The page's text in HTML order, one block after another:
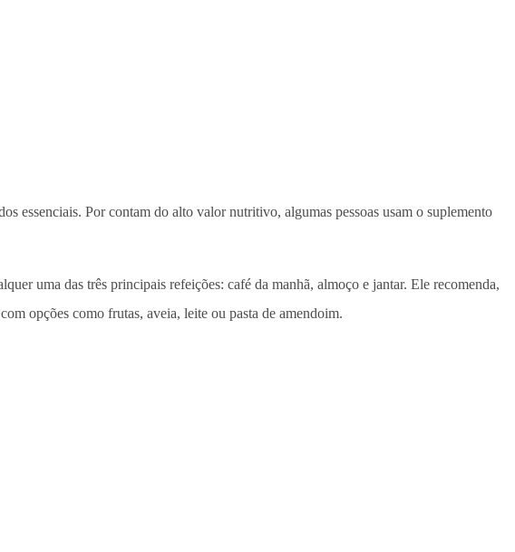
essenciais. Por contam do alto valor nutritivo, algumas pessoas usam o suplemento
uma das três principais refeições: café da manhã, almoço e jantar. Ele recomenda,
opções como frutas, aveia, leite ou pasta de amendoim.